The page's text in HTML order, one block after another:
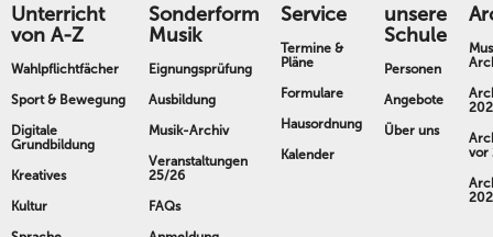
Unterricht
von A-Z
Wahlpflichtfächer
Sport & Bewegung
Digitale
Grundbildung
Kreatives
Kultur
Sonderform
Musik
Eignungsprüfung
Ausbildung
Musik-Archiv
Veranstaltungen
25/26
FAQs
Service
Termine &
Pläne
Formulare
Hausordnung
Kalender
unsere
Schule
Personen
Angebote
Über uns
vor